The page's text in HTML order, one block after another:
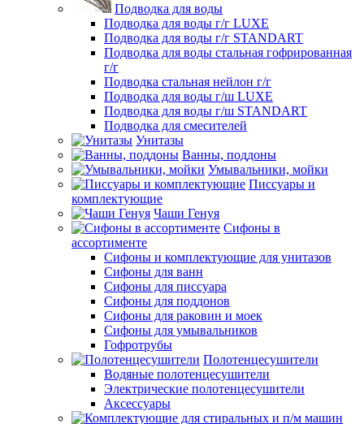
Подводка для воды
Подводка для воды г/г LUXE
Подводка для воды г/г STANDART
Подводка для воды стальная гофрированная
г/г
Подводка стальная нейлон г/г
Подводка для воды г/ш LUXE
Подводка для воды г/ш STANDART
Подводка для смесителей
Унитазы
Ванны, поддоны
Умывальники, мойки
Писсуары и
комплектующие
Чаши Генуя
Сифоны в
ассортименте
Сифоны и комплектующие для унитазов
Сифоны для ванн
Сифоны для писсуара
Сифоны для поддонов
Сифоны для раковин и моек
Сифоны для умывальников
Гофротрубы
Полотенцесушители
Водяные полотенцесушители
Электрические полотенцесушители
Аксессуары